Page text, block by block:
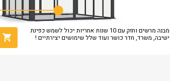
מבנה מרשים וחזק עם 10 שנות אחריות יכול לשמש כפינת
ישיבה, משרד, חדר כושר ועוד שלל שימושים יצירתיים !